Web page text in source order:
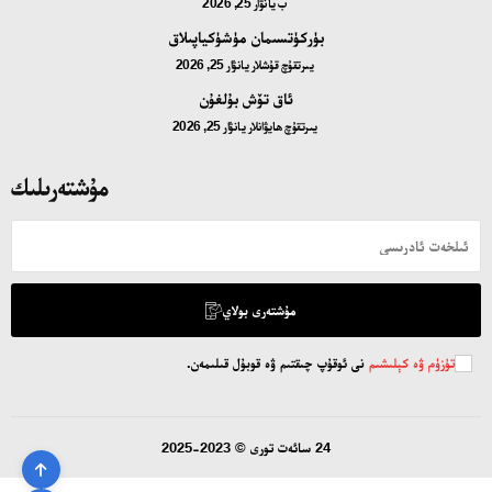
بيانۋار 25, 2026
بۈركۈتسىمان مۈشۈكياپىلاق
يىرتقۇچ قۇشلار يانۋار 25, 2026
ئاق تۆش بۇلغۇن
يىرتقۇچ ھايۋانلار يانۋار 25, 2026
مۇشتەرىلىك
مۇشتەرى بولاي
تۈزۈم ۋە كېلىشىم نى ئوقۇپ چىقتىم ۋە قوبۇل قىلىمەن.
24 سائەت تورى © 2023-2025